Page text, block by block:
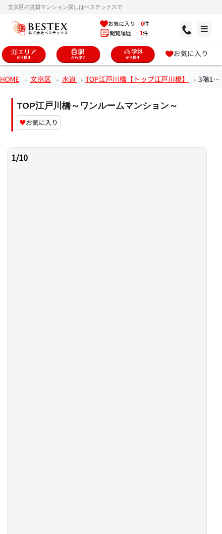
文京区の賃貸マンション探しはベステックスで
お気に入り 0件
閲覧履歴 1件
お気に入り
HOME 文京区 水道 TOP江戸川橋【トップ江戸川橋】 3階1Rのお部屋
TOP江戸川橋～ワンルームマンション～
♥お気に入り
1/10